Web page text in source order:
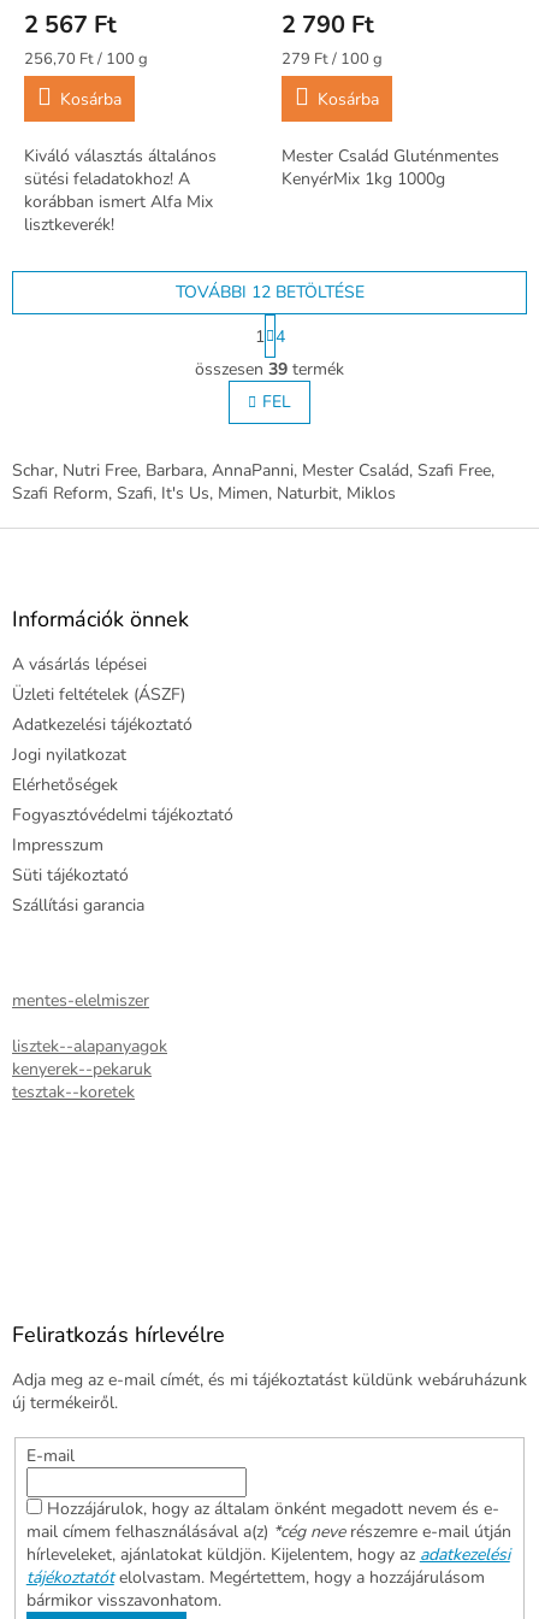
2 567 Ft
Egységár:
256,70 Ft / 100 g
Kosárba
Kiváló választás általános
sütési feladatokhoz! A
korábban ismert Alfa Mix
lisztkeverék!
2 790 Ft
Egységár:
279 Ft / 100 g
Kosárba
Mester Család Gluténmentes
KenyérMix 1kg 1000g
L
i
s
t
i
r
TOVÁBBI 12 BETÖLTÉSE
L
a
p
o
z
á
1 4
összesen 39 termék
FEL
Schar, Nutri Free, Barbara, AnnaPanni, Mester Család, Szafi Free,
Szafi Reform, Szafi, It's Us, Mimen, Naturbit, Miklos
L
Információk önnek
A vásárlás lépései
Üzleti feltételek (ÁSZF)
Adatkezelési tájékoztató
Jogi nyilatkozat
Elérhetőségek
Fogyasztóvédelmi tájékoztató
Impresszum
Süti tájékoztató
Szállítási garancia
mentes-elelmiszer
lisztek--alapanyagok
kenyerek--pekaruk
tesztak--koretek
Feliratkozás hírlevélre
Adja meg az e-mail címét, és mi tájékoztatást küldünk webáruházunk
új termékeiről.
E-mail
Hozzájárulok, hogy az általam önként megadott nevem és e-
mail címem felhasználásával a(z) *cég neverészemre e-mail útján
hírleveleket, ajánlatokat küldjön. Kijelentem, hogy az adatkezelési
tájékoztatót elolvastam. Megértettem, hogy a hozzájárulásom
bármikor visszavonhatom.